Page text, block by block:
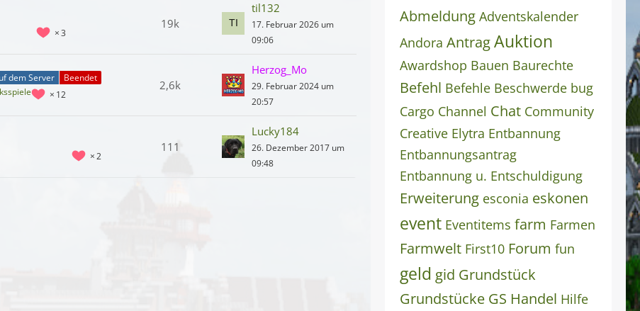
3
19k
til132
17. Februar 2026 um
09:06
dem Server Beendet
12
2,6k
Herzog_Mo
29. Februar 2024 um
20:57
2
111
Lucky184
26. Dezember 2017 um
09:48
Abmeldung Adventskalender
Andora AntragAuktion
Awardshop Bauen Baurechte
Befehl Befehle Beschwerde bug
Cargo Channel Chat Community
Creative Elytra Entbannung
Entbannungsantrag
Entbannung u. Entschuldigung
Erweiterung esconia eskonen
event Eventitems farm Farmen
Farmwelt First10 Forum fun
geld gid Grundstück
Grundstücke GS Handel Hilfe